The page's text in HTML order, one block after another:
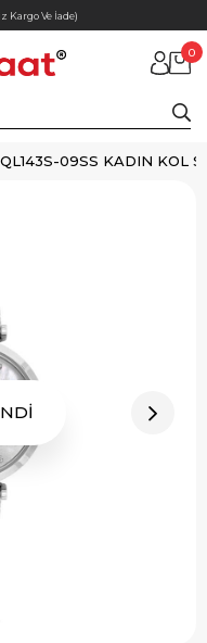
Kargo Ve İade)
0
09SS KADIN KOL